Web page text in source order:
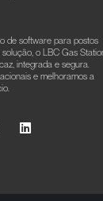
de software para postos
o LBC Gas
integrada e segura.
e melhoramos a